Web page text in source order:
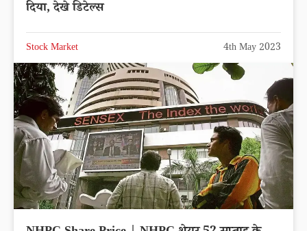
दिया, देखे डिटेल्स
Stock Market 4th May 2023